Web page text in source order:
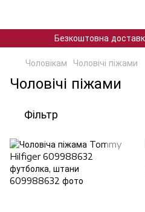
Безкоштовна
Чоловікам Чоловічі піжами
Чоловічі піжами
Фільтр